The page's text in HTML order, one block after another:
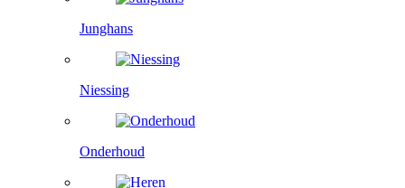
Junghans
Niessing
Onderhoud